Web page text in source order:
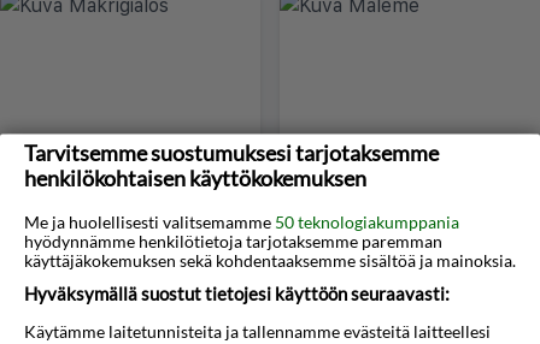
Makrigialos Maleme
Tarvitsemme suostumuksesi tarjotaksemme
henkilökohtaisen käyttökokemuksen
Me ja huolellisesti valitsemamme 50 teknologiakumppania
hyödynnämme henkilötietoja tarjotaksemme paremman
käyttäjäkokemuksen sekä kohdentaaksemme sisältöä ja mainoksia.
Hyväksymällä suostut tietojesi käyttöön seuraavasti:
Käytämme laitetunnisteita ja tallennamme evästeitä laitteellesi